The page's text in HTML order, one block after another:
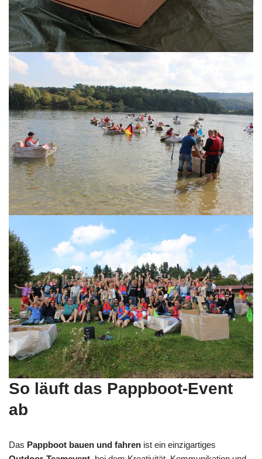
So läuft das Pappboot-Event
ab
Das Pappboot bauen und fahren ist ein einzigartiges